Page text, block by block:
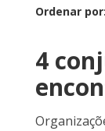
Ordenar por
4